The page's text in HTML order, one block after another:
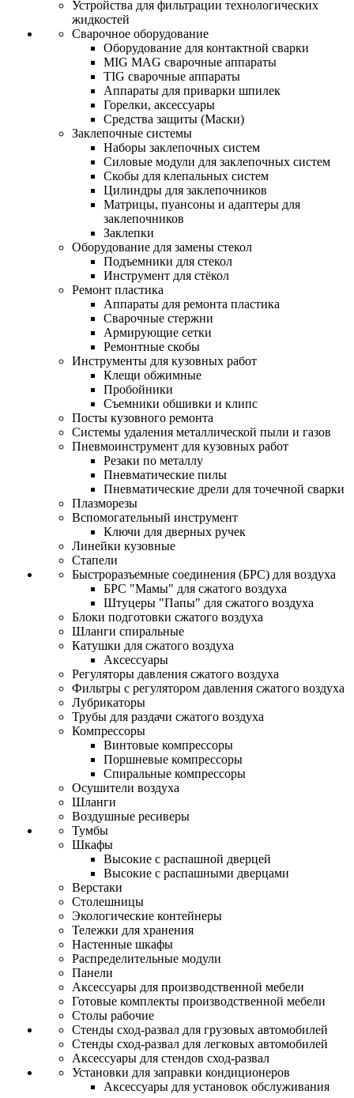
Устройства для фильтрации технологических
жидкостей
Сварочное оборудование
Оборудование для контактной сварки
MIG MAG сварочные аппараты
TIG сварочные аппараты
Аппараты для приварки шпилек
Горелки, аксессуары
Средства защиты (Маски)
Заклепочные системы
Наборы заклепочных систем
Силовые модули для заклепочных систем
Скобы для клепальных систем
Цилиндры для заклепочников
Матрицы, пуансоны и адаптеры для
заклепочников
Заклепки
Оборудование для замены стекол
Подъемники для стекол
Инструмент для стёкол
Ремонт пластика
Аппараты для ремонта пластика
Сварочные стержни
Армирующие сетки
Ремонтные скобы
Инструменты для кузовных работ
Клещи обжимные
Пробойники
Съемники обшивки и клипс
Посты кузовного ремонта
Системы удаления металлической пыли и газов
Пневмоинструмент для кузовных работ
Резаки по металлу
Пневматические пилы
Пневматические дрели для точечной сварки
Плазморезы
Вспомогательный инструмент
Ключи для дверных ручек
Линейки кузовные
Стапели
Быстроразъемные соединения (БРС) для воздуха
БРС "Мамы" для сжатого воздуха
Штуцеры "Папы" для сжатого воздуха
Блоки подготовки сжатого воздуха
Шланги спиральные
Катушки для сжатого воздуха
Аксессуары
Регуляторы давления сжатого воздуха
Фильтры с регулятором давления сжатого воздуха
Лубрикаторы
Трубы для раздачи сжатого воздуха
Компрессоры
Винтовые компрессоры
Поршневые компрессоры
Спиральные компрессоры
Осушители воздуха
Шланги
Воздушные ресиверы
Тумбы
Шкафы
Высокие с распашной дверцей
Высокие с распашными дверцами
Верстаки
Столешницы
Экологические контейнеры
Тележки для хранения
Настенные шкафы
Распределительные модули
Панели
Аксессуары для производственной мебели
Готовые комплекты производственной мебели
Столы рабочие
Стенды сход-развал для грузовых автомобилей
Стенды сход-развал для легковых автомобилей
Аксессуары для стендов сход-развал
Установки для заправки кондиционеров
Аксессуары для установок обслуживания